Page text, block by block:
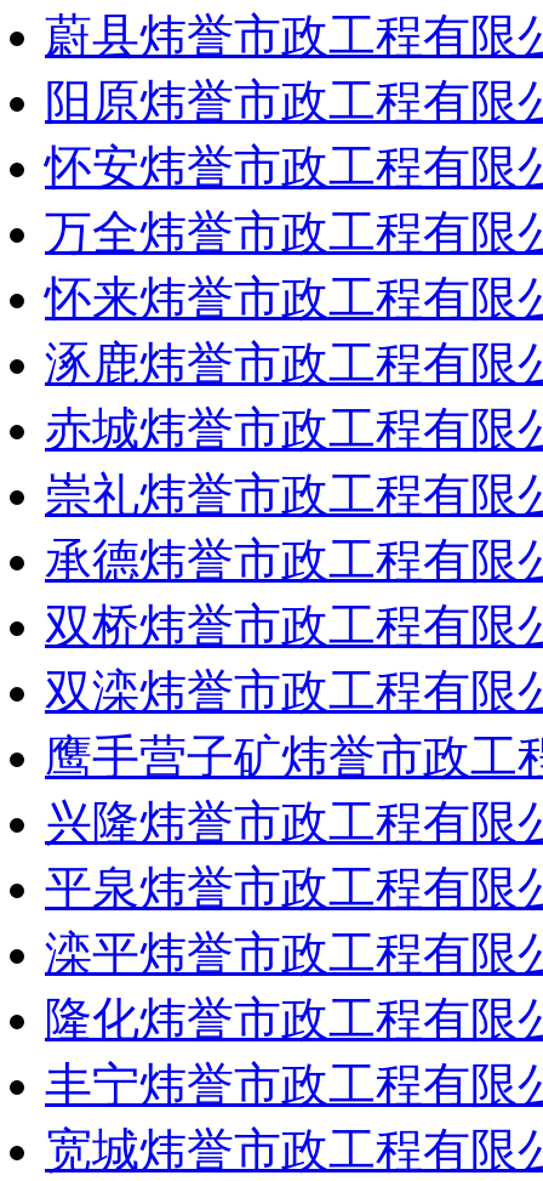
蔚县炜誉市政工程有限
阳原炜誉市政工程有限
怀安炜誉市政工程有限
万全炜誉市政工程有限
怀来炜誉市政工程有限
涿鹿炜誉市政工程有限
赤城炜誉市政工程有限
崇礼炜誉市政工程有限
承德炜誉市政工程有限
双桥炜誉市政工程有限
双滦炜誉市政工程有限
鹰手营子矿炜誉市政工
兴隆炜誉市政工程有限
平泉炜誉市政工程有限
滦平炜誉市政工程有限
隆化炜誉市政工程有限
丰宁炜誉市政工程有限
宽城炜誉市政工程有限